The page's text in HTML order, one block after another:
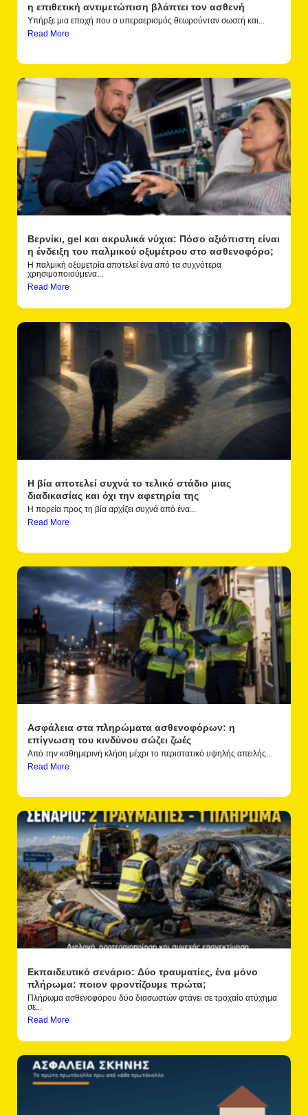
η επιθετική αντιμετώπιση βλάπτει τον ασθενή
Υπήρξε μια εποχή που ο υπεραερισμός θεωρούνταν σωστή και...
Read More
Βερνίκι, gel και ακρυλικά νύχια: Πόσο αξιόπιστη είναι
η ένδειξη του παλμικού οξυμέτρου στο ασθενοφόρο;
Η παλμική οξυμετρία αποτελεί ένα από τα συχνότερα
χρησιμοποιούμενα...
Read More
Η βία αποτελεί συχνά το τελικό στάδιο μιας
διαδικασίας και όχι την αφετηρία της
Η πορεία προς τη βία αρχίζει συχνά από ένα...
Read More
Ασφάλεια στα πληρώματα ασθενοφόρων: η
επίγνωση του κινδύνου σώζει ζωές
Από την καθημερινή κλήση μέχρι το περιστατικό υψηλής απειλής...
Read More
Εκπαιδευτικό σενάριο: Δύο τραυματίες, ένα μόνο
πλήρωμα: ποιον φροντίζουμε πρώτα;
Πλήρωμα ασθενοφόρου δύο διασωστών φτάνει σε τροχαίο ατύχημα
σε...
Read More